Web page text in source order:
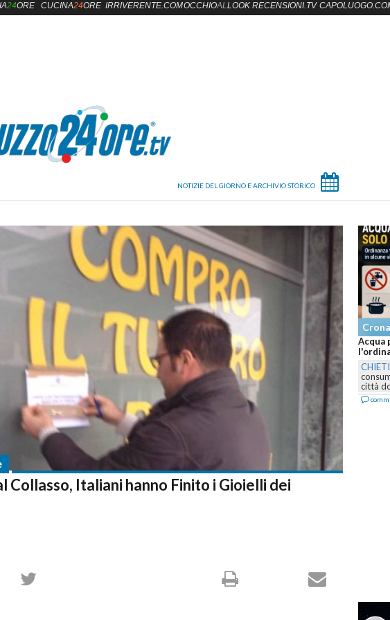
Collasso, Italiani hanno Finito i Gioielli dei
Acqua
CHIETI
città
24ORE CUCINA24ORE IRRIVERENTE.COMOCCHIOALLOOK RECENSIONI.TV